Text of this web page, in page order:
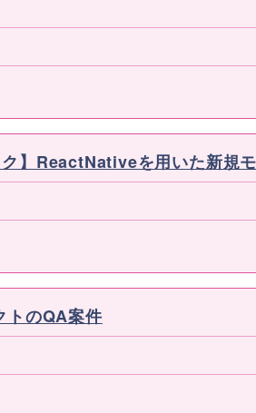
】ReactNativeを用いた新規
トのQA案件